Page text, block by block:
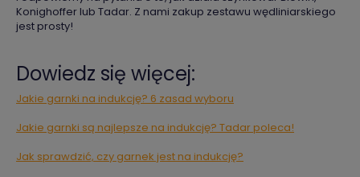
Konighoffer lub Tadar. Z nami zakup zestawu wędliniarskiego
jest prosty!
Dowiedz się więcej:
Jakie garnki na indukcję? 6 zasad wyboru
Jakie garnki są najlepsze na indukcję? Tadar poleca!
Jak sprawdzić, czy garnek jest na indukcję?